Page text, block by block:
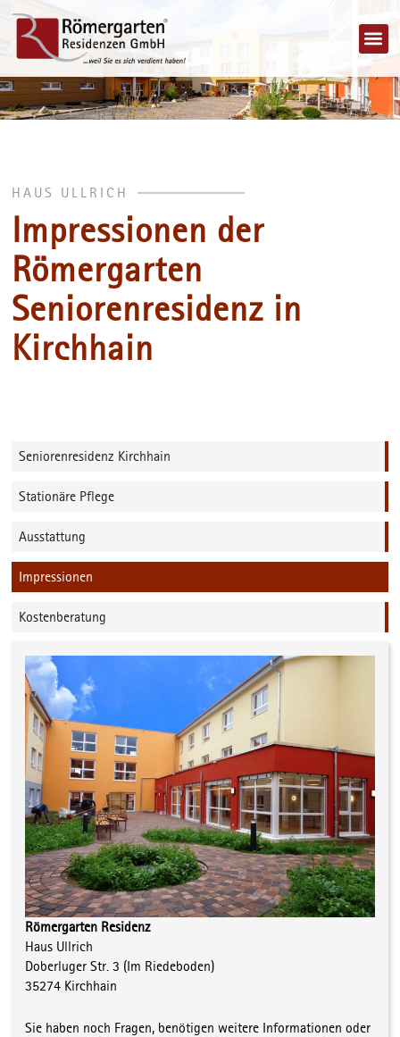
HAUS ULLRICH
Impressionen der
Römergarten
Seniorenresidenz in
Kirchhain
Seniorenresidenz Kirchhain
Stationäre Pflege
Ausstattung
Impressionen
Kostenberatung
Römergarten Residenz
Haus Ullrich
Doberluger Str. 3 (Im Riedeboden)
35274 Kirchhain
Sie haben noch Fragen, benötigen weitere Informationen oder